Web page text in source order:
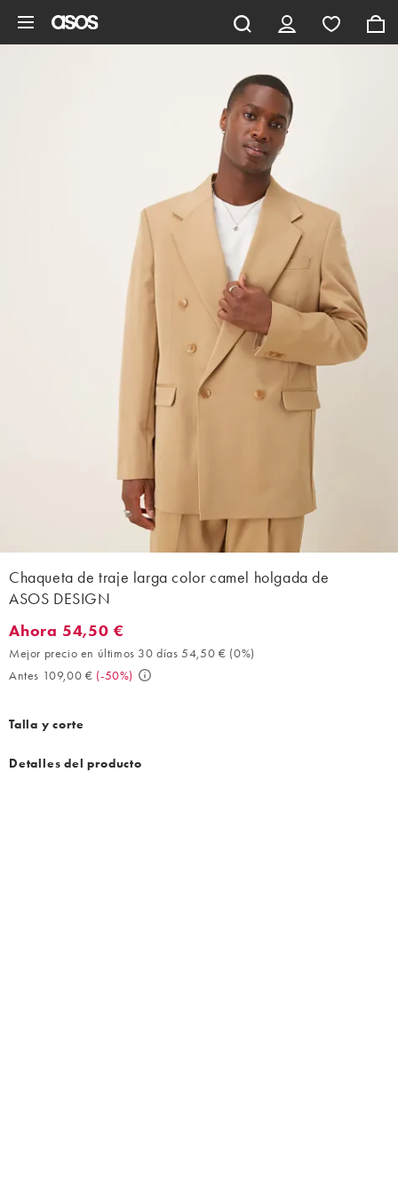
Chaqueta de traje larga color camel holgada de
ASOS DESIGN
Ahora 54,50 €. Mejor precio en últimos 30 días 54,50 € (0%).
Ahora 54,50 €
Mejor precio en últimos 30 días 54,50 € (0%)
Antes 109,00 € (-50%)
Talla y corte
Detalles del producto